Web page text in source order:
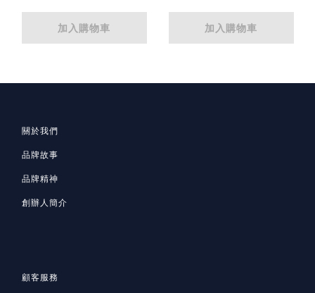
加入購物車 加入購物車
關於我們
品牌故事
品牌精神
創辦人簡介
顧客服務